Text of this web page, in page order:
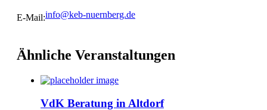
E-Mail:info@keb-nuernberg.de
Ähnliche Veranstaltungen
VdK Beratung in Altdorf